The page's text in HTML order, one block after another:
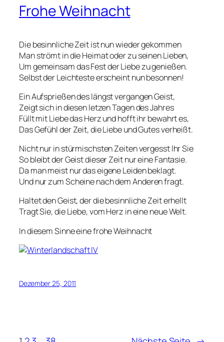
Frohe Weihnacht
Die besinnliche Zeit ist nun wieder gekommen
Man strömt in die Heimat oder zu seinen Lieben,
Um gemeinsam das Fest der Liebe zu genießen.
Selbst der Leichteste erscheint nun besonnen!
Ein Aufsprießen des längst vergangen Geist,
Zeigt sich in diesen letzen Tagen des Jahres
Füllt mit Liebe das Herz und hofft ihr bewahrt es,
Das Gefühl der Zeit, die Liebe und Gutes verheißt.
Nicht nur in stürmischsten Zeiten vergesst Ihr Sie
So bleibt der Geist dieser Zeit nur eine Fantasie.
Da man meist nur das eigene Leiden beklagt.
Und nur zum Scheine nach dem Anderen fragt.
Haltet den Geist, der die besinnliche Zeit erhellt
Tragt Sie, die Liebe, vom Herz in eine neue Welt.
In diesem Sinne eine frohe Weihnacht
Dezember 25, 2011